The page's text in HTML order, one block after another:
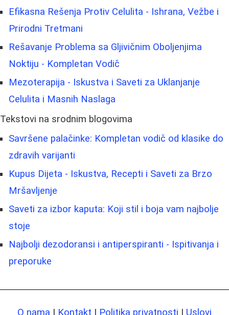
Efikasna Rešenja Protiv Celulita - Ishrana, Vežbe i
Prirodni Tretmani
Rešavanje Problema sa Gljivičnim Oboljenjima
Noktiju - Kompletan Vodič
Mezoterapija - Iskustva i Saveti za Uklanjanje
Celulita i Masnih Naslaga
Tekstovi na srodnim blogovima
Savršene palačinke: Kompletan vodič od klasike do
zdravih varijanti
Kupus Dijeta - Iskustva, Recepti i Saveti za Brzo
Mršavljenje
Saveti za izbor kaputa: Koji stil i boja vam najbolje
stoje
Najbolji dezodoransi i antiperspiranti - Ispitivanja i
preporuke
O nama | Kontakt | Politika privatnosti | Uslovi